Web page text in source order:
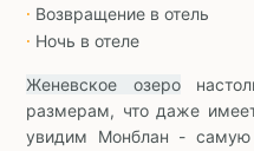
∙ Возвращение в отель
∙ Ночь в отеле
Женевское озеро
размерам, что даже
увидим Монблан -